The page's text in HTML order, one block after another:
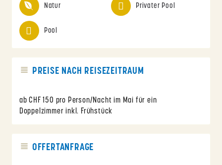
Natur Privater Pool
Pool
PREISE NACH REISEZEITRAUM
ab CHF 150 pro Person/Nacht im Mai für ein
Doppelzimmer inkl. Frühstück
OFFERTANFRAGE